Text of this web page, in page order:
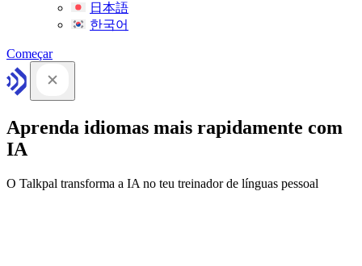
日本語
한국어
Começar
Aprenda idiomas mais rapidamente com
IA
O Talkpal transforma a IA no teu treinador de línguas pessoal